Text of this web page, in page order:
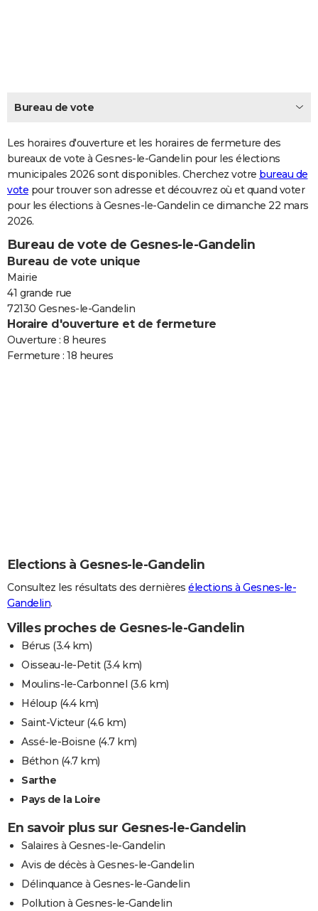
CARTE DE VOEUX
Dictionnaire
Biographies
Citations
Expressions
Proverbes
PROGRAMME TV
COPAINS D'AVANT
S'inscrire
Se connecter
Lycées
Collèges
Primaires
Universités
Entreprises
Service militaire
Avis de recherche
AVIS DE DÉCÈS
FORUM
Bricolage
Lifestyle
Culture
Sport
Auto
Television
Voyage
Cinema
Bureau de vote
Les horaires d'ouverture et les horaires de fermeture des
bureaux de vote à Gesnes-le-Gandelin pour les élections
municipales 2026 sont disponibles. Cherchez votre bureau de
vote pour trouver son adresse et découvrez où et quand voter
pour les élections à Gesnes-le-Gandelin ce dimanche 22 mars
2026.
Bureau de vote de Gesnes-le-Gandelin
Bureau de vote unique
Mairie
41 grande rue
72130 Gesnes-le-Gandelin
Horaire d'ouverture et de fermeture
Ouverture : 8 heures
Fermeture : 18 heures
Elections à Gesnes-le-Gandelin
Consultez les résultats des dernières élections à Gesnes-le-
Gandelin.
Villes proches de Gesnes-le-Gandelin
Bérus (3.4 km)
Oisseau-le-Petit(3.4 km)
Moulins-le-Carbonnel (3.6 km)
Héloup (4.4 km)
Saint-Victeur(4.6 km)
Assé-le-Boisne (4.7 km)
Béthon (4.7 km)
Sarthe
Pays de la Loire
En savoir plus sur Gesnes-le-Gandelin
Salaires à Gesnes-le-Gandelin
Avis de décès à Gesnes-le-Gandelin
Délinquance à Gesnes-le-Gandelin
Pollution à Gesnes-le-Gandelin